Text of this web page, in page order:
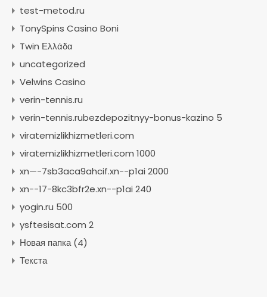
test-metod.ru
TonySpins Casino Boni
Twin Ελλάδα
uncategorized
Velwins Casino
verin-tennis.ru
verin-tennis.rubezdepozitnyy-bonus-kazino 5
viratemizlikhizmetleri.com
viratemizlikhizmetleri.com 1000
xn—-7sb3aca9ahcif.xn--p1ai 2000
xn--17-8kc3bfr2e.xn--p1ai 240
yogin.ru 500
ysftesisat.com 2
Новая папка (4)
Текста